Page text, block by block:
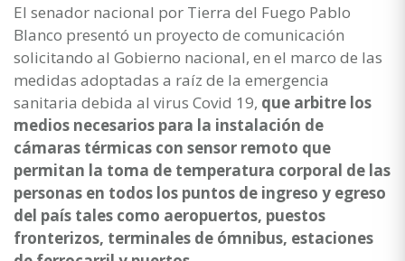
El senador nacional por Tierra del Fuego Pablo
Blanco presentó un proyecto de comunicación
solicitando al Gobierno nacional, en el marco de las
medidas adoptadas a raíz de la emergencia
sanitaria debida al virus Covid 19, que arbitre los
medios necesarios para la instalación de
cámaras térmicas con sensor remoto que
permitan la toma de temperatura corporal de las
personas en todos los puntos de ingreso y egreso
del país tales como aeropuertos, puestos
fronterizos, terminales de ómnibus, estaciones